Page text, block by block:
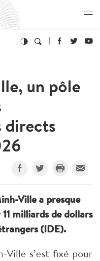
un pôle
directs
Ville a presque
milliards de dollars
(IDE).
Ville s’est fixé pour